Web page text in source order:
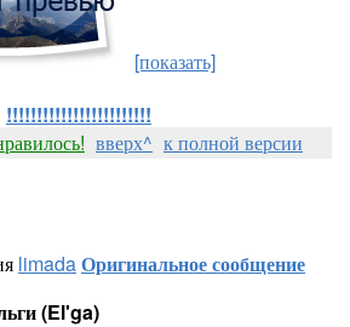
[показать]
!!!!!!!!!!!!!!!!!!!!!!!!
вверх^ к полной версии
limadaОригинальное сообщение
(El'ga)